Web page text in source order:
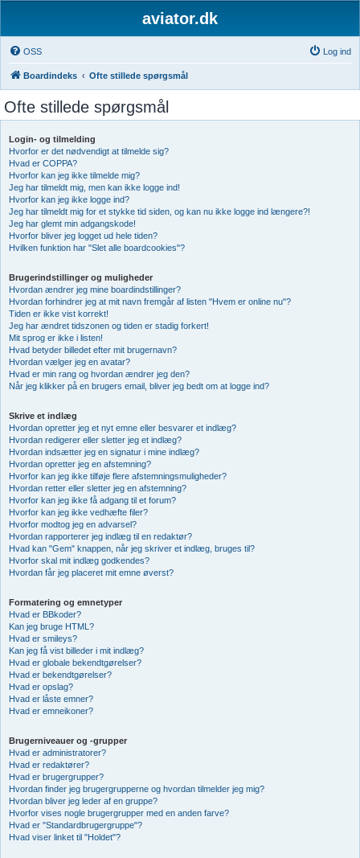
aviator.dk
OSS Log ind
Boardindeks Ofte stillede spørgsmål
Ofte stillede spørgsmål
Login- og tilmelding
Hvorfor er det nødvendigt at tilmelde sig?
Hvad er COPPA?
Hvorfor kan jeg ikke tilmelde mig?
Jeg har tilmeldt mig, men kan ikke logge ind!
Hvorfor kan jeg ikke logge ind?
Jeg har tilmeldt mig for et stykke tid siden, og kan nu ikke logge ind længere?!
Jeg har glemt min adgangskode!
Hvorfor bliver jeg logget ud hele tiden?
Hvilken funktion har "Slet alle boardcookies"?
Brugerindstillinger og muligheder
Hvordan ændrer jeg mine boardindstillinger?
Hvordan forhindrer jeg at mit navn fremgår af listen "Hvem er online nu"?
Tiden er ikke vist korrekt!
Jeg har ændret tidszonen og tiden er stadig forkert!
Mit sprog er ikke i listen!
Hvad betyder billedet efter mit brugernavn?
Hvordan vælger jeg en avatar?
Hvad er min rang og hvordan ændrer jeg den?
Når jeg klikker på en brugers email, bliver jeg bedt om at logge ind?
Skrive et indlæg
Hvordan opretter jeg et nyt emne eller besvarer et indlæg?
Hvordan redigerer eller sletter jeg et indlæg?
Hvordan indsætter jeg en signatur i mine indlæg?
Hvordan opretter jeg en afstemning?
Hvorfor kan jeg ikke tilføje flere afstemningsmuligheder?
Hvordan retter eller sletter jeg en afstemning?
Hvorfor kan jeg ikke få adgang til et forum?
Hvorfor kan jeg ikke vedhæfte filer?
Hvorfor modtog jeg en advarsel?
Hvordan rapporterer jeg indlæg til en redaktør?
Hvad kan "Gem" knappen, når jeg skriver et indlæg, bruges til?
Hvorfor skal mit indlæg godkendes?
Hvordan får jeg placeret mit emne øverst?
Formatering og emnetyper
Hvad er BBkoder?
Kan jeg bruge HTML?
Hvad er smileys?
Kan jeg få vist billeder i mit indlæg?
Hvad er globale bekendtgørelser?
Hvad er bekendtgørelser?
Hvad er opslag?
Hvad er låste emner?
Hvad er emneikoner?
Brugerniveauer og -grupper
Hvad er administratorer?
Hvad er redaktører?
Hvad er brugergrupper?
Hvordan finder jeg brugergrupperne og hvordan tilmelder jeg mig?
Hvordan bliver jeg leder af en gruppe?
Hvorfor vises nogle brugergrupper med en anden farve?
Hvad er "Standardbrugergruppe"?
Hvad viser linket til "Holdet"?